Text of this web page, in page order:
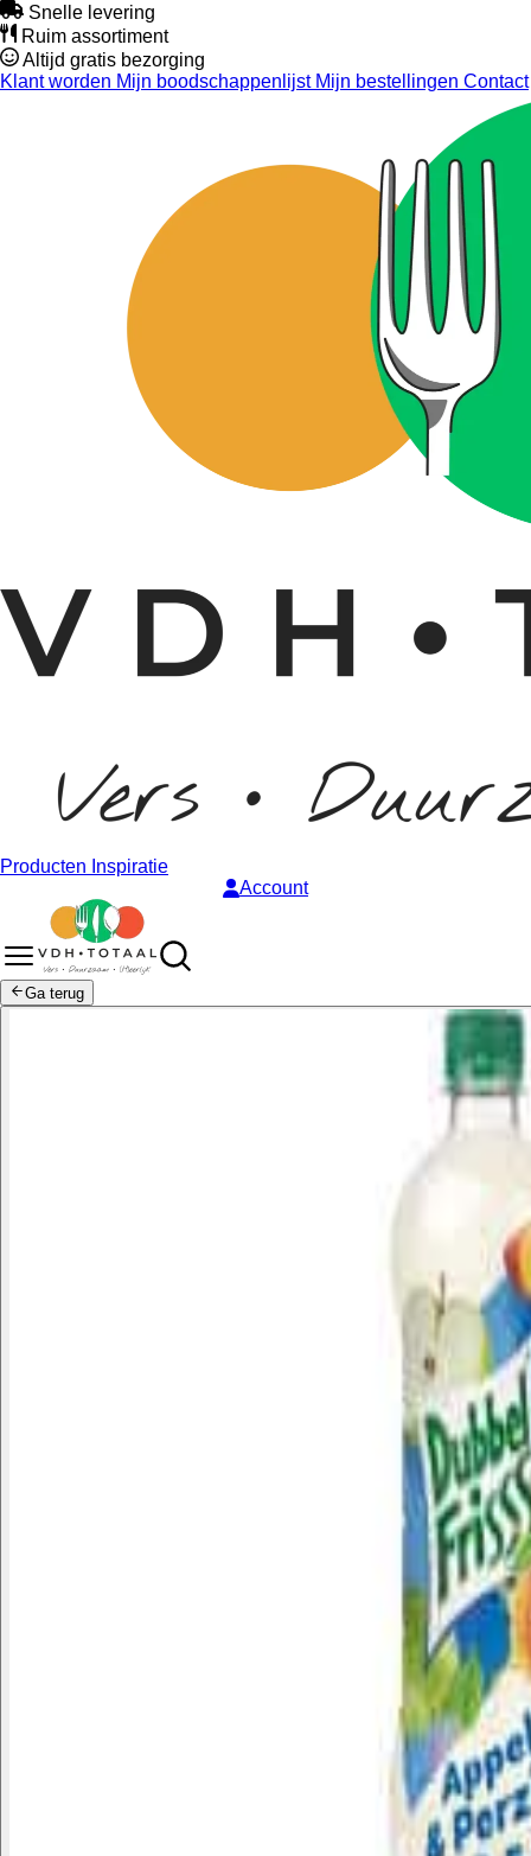
Snelle levering
Ruim assortiment
Altijd gratis bezorging
Klant worden Mijn boodschappenlijstMijn bestellingen Contact
Producten Inspiratie
Account
Ga terug